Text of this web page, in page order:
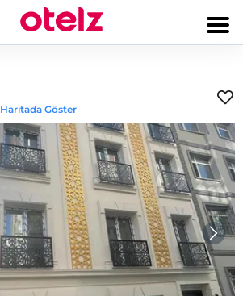
Haritada Göster